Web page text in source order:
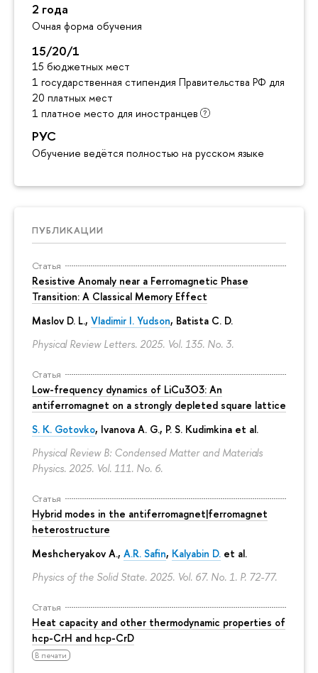
2 года
Очная форма обучения
15/20/1
15 бюджетных мест
1 государственная стипендия Правительства РФ для
20 платных мест
1 платное место для иностранцев
РУС
Обучение ведётся полностью на русском языке
ПУБЛИКАЦИИ
Статья
Resistive Anomaly near a Ferromagnetic Phase
Transition: A Classical Memory Effect
Maslov D. L., Vladimir I. Yudson, Batista C. D.
Physical Review Letters. 2025. Vol. 135. No. 3.
Статья
Low-frequency dynamics of LiCu3⁢O3: An
antiferromagnet on a strongly depleted square lattice
S. K. Gotovko, Ivanova A. G., P. S. Kudimkina et al.
Physical Review B: Condensed Matter and Materials
Physics. 2025. Vol. 111. No. 6.
Статья
Hybrid modes in the antiferromagnet|ferromagnet
heterostructure
Meshcheryakov A., A.R. Safin, Kalyabin D. et al.
Physics of the Solid State. 2025. Vol. 67. No. 1. P. 72-77.
Статья
Heat capacity and other thermodynamic properties of
hcp-CrH and hcp-CrD
В печати